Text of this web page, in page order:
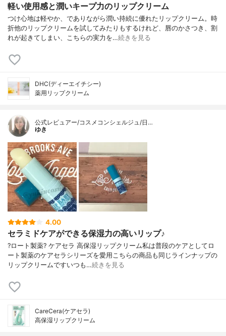
軽い使用感と潤いキープ力のリップクリーム
つけ心地は軽やか、でありながら潤い持続に優れたリップクリーム。時
折他のリップクリームを試してみたりもするけれど、唇のかさつき、割
れが起きてしまい、こちらの実力を…続きを見る
DHC(ディーエイチシー)
薬用リップクリーム
公式レビュアー/コスメコンシェルジュ/日…
ゆき
4.00
セラミドケアができる保湿力の高いリップ♪
?ロート製薬? ケアセラ 高保湿リップクリーム私は普段のケアとしてロ
ート製薬のケアセラシリーズを愛用こちらの商品も同じラインナップの
リップクリームですいつも…続きを見る
CareCera(ケアセラ)
高保湿リップクリーム